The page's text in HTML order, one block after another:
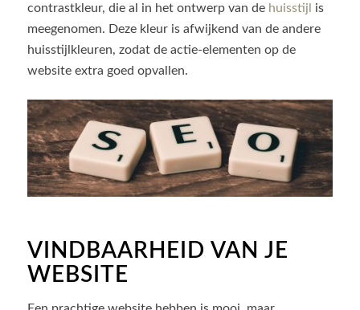
contrastkleur, die al in het ontwerp van de huisstijl is
meegenomen. Deze kleur is afwijkend van de andere
huisstijlkleuren, zodat de actie-elementen op de
website extra goed opvallen.
VINDBAARHEID VAN JE
WEBSITE